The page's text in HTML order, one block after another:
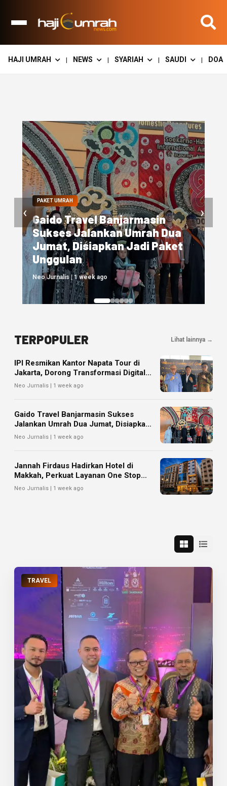
HAJI UMRAH | NEWS | SYARIAH | SAUDI | DOA
SUARA TRAVEL
Jannah Firdaus Hadirkan Hotel
di Makkah, Perkuat Layanan
One Stop Service bagi Jemaah
Neo Jurnalis | 1 week ago
‹ ›
TERPOPULER Lihat lainnya →
IPI Resmikan Kantor Napata Tour di
Jakarta, Dorong Transformasi Digital
Pariwisata
Neo Jurnalis | 1 week ago
Gaido Travel Banjarmasin Sukses
Jalankan Umrah Dua Jumat, Disiapkan
Jadi Paket Unggulan
Neo Jurnalis | 1 week ago
Jannah Firdaus Hadirkan Hotel di
Makkah, Perkuat Layanan One Stop
Service bagi Jemaah
Neo Jurnalis | 1 week ago
TRAVEL